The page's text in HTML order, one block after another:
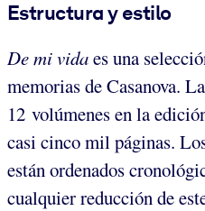
Estructura y estilo
De mi vidaes una
memorias de Casanova.
12 volúmenes en la
casi cinco mil páginas.
están ordenados
cualquier reducción de